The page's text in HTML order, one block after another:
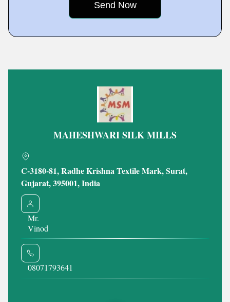
Fancy Heavy Brocade Fabric
₹ 170 आईएनआर /Meter
Minimum Order Quantity : 100 Meter
Delivery Time : 7 Days
जांच भेजें
Viscose Dola
MAHESHWARI SILK MILLS
C-3180-81, Radhe Krishna Textile Mark, Surat,
Gujarat, 395001, India
Mr.
Vinod
08071793641